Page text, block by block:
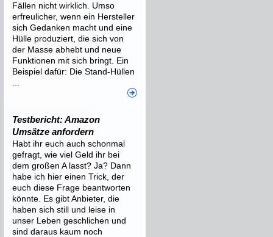
Fällen nicht wirklich. Umso
erfreulicher, wenn ein Hersteller
sich Gedanken macht und eine
Hülle produziert, die sich von
der Masse abhebt und neue
Funktionen mit sich bringt. Ein
Beispiel dafür: Die Stand-Hüllen
Testbericht: Amazon
Umsätze anfordern
Habt ihr euch auch schonmal
gefragt, wie viel Geld ihr bei
dem großen A lasst? Ja? Dann
habe ich hier einen Trick, der
euch diese Frage beantworten
könnte. Es gibt Anbieter, die
haben sich still und leise in
unser Leben geschlichen und
sind daraus kaum noch